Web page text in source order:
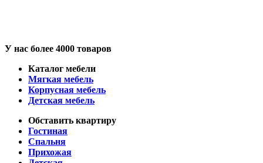
У нас более 4000 товаров
Каталог мебели
Мягкая мебель
Корпусная мебель
Детская мебель
Обставить квартиру
Гостиная
Спальня
Прихожая